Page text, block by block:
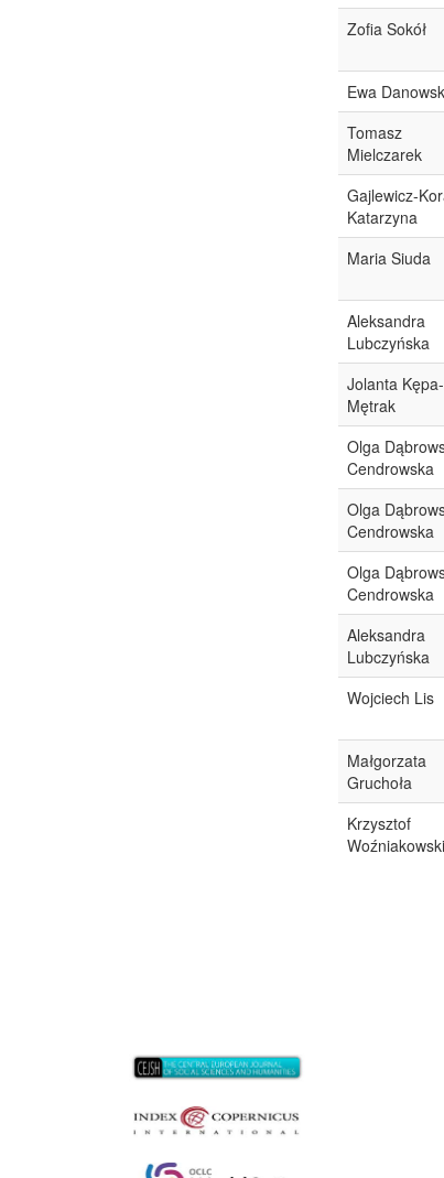
Zofia Sokół
Ewa
Tomasz
Mielczarek
Gajlewicz-
Katarzyna
Maria Siuda
Aleksandra
Lubczyńska
Jolanta Kępa-
Mętrak
Olga
Cendrowska
Olga
Cendrowska
Olga
Cendrowska
Aleksandra
Lubczyńska
Wojciech Lis
Małgorzata
Gruchoła
Krzysztof
Woźniakowski